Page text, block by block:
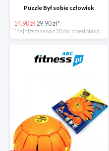
Puzzle Był sobie człowiek
14.90 zł29.90 zł*